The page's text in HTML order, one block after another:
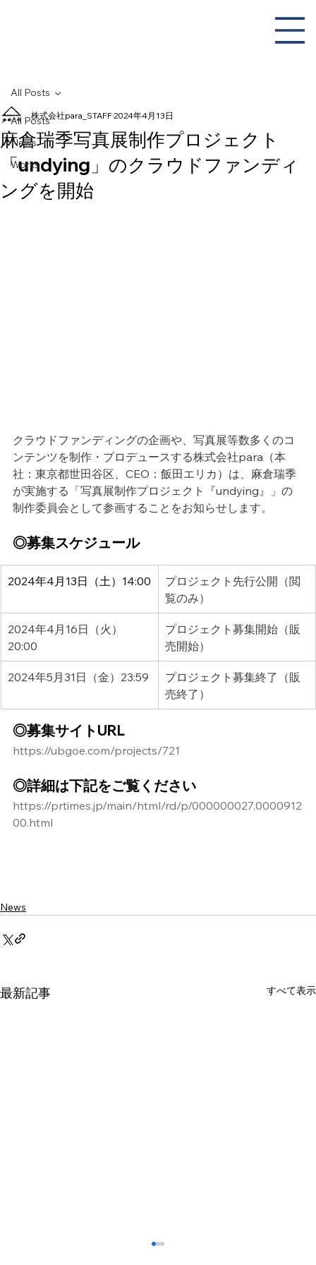
All Posts
News
Works
All Posts
麻倉瑞季写真展制作プロジェクト
「undying」のクラウドファンディ
ングを開始
株式会社para_STAFF2024年4月13日
クラウドファンディングの企画や、写真展等数多くのコ
ンテンツを制作・プロデュースする株式会社para（本
社：東京都世田谷区、CEO：飯田エリカ）は、麻倉瑞季
が実施する「写真展制作プロジェクト『undying』」の
制作委員会として参画することをお知らせします。
◎募集スケジュール
2024年4月13日（土）14:00
プロジェクト先行公開（閲
覧のみ）
2024年4月16日（火）
20:00
プロジェクト募集開始（販
売開始）
2024年5月31日（金）23:59
プロジェクト募集終了（販
売終了）
◎募集サイトURL
https://ubgoe.com/projects/721
◎詳細は下記をご覧ください
https://prtimes.jp/main/html/rd/p/000000027.0000912
00.html
News
最新記事 すべて表示